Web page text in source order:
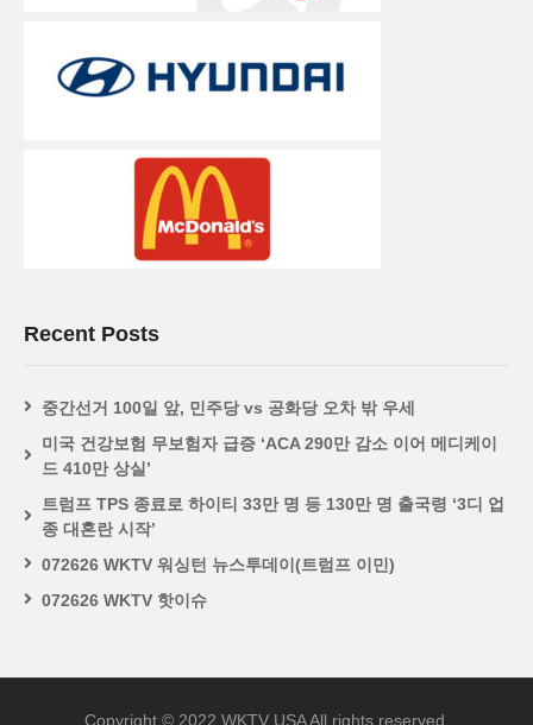
Recent Posts
중간선거 100일 앞, 민주당 vs 공화당 오차 밖 우세
미국 건강보험 무보험자 급증 ‘ACA 290만 감소 이어 메디케이
드 410만 상실’
트럼프 TPS 종료로 하이티 33만 명 등 130만 명 출국령 ‘3디 업
종 대혼란 시작’
072626 WKTV 워싱턴 뉴스투데이(트럼프 이민)
072626 WKTV 핫이슈
Copyright © 2022 WKTV USA All rights reserved.